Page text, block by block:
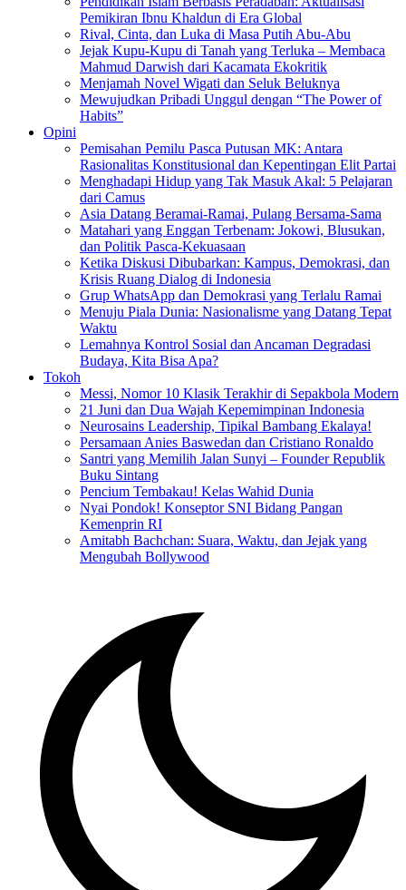
Pemikiran Ibnu Khaldun di Era Global
Rival, Cinta, dan Luka di Masa Putih Abu-Abu
Jejak Kupu-Kupu di Tanah yang Terluka – Membaca
Mahmud Darwish dari Kacamata Ekokritik
Menjamah Novel Wigati dan Seluk Beluknya
Mewujudkan Pribadi Unggul dengan “The Power of
Habits”
Opini
Pemisahan Pemilu Pasca Putusan MK: Antara
Rasionalitas Konstitusional dan Kepentingan Elit Partai
Menghadapi Hidup yang Tak Masuk Akal: 5 Pelajaran
dari Camus
Asia Datang Beramai-Ramai, Pulang Bersama-Sama
Matahari yang Enggan Terbenam: Jokowi, Blusukan,
dan Politik Pasca-Kekuasaan
Ketika Diskusi Dibubarkan: Kampus, Demokrasi, dan
Krisis Ruang Dialog di Indonesia
Grup WhatsApp dan Demokrasi yang Terlalu Ramai
Menuju Piala Dunia: Nasionalisme yang Datang Tepat
Waktu
Lemahnya Kontrol Sosial dan Ancaman Degradasi
Budaya, Kita Bisa Apa?
Tokoh
Messi, Nomor 10 Klasik Terakhir di Sepakbola Modern
21 Juni dan Dua Wajah Kepemimpinan Indonesia
Neurosains Leadership, Tipikal Bambang Ekalaya!
Persamaan Anies Baswedan dan Cristiano Ronaldo
Santri yang Memilih Jalan Sunyi – Founder Republik
Buku Sintang
Pencium Tembakau! Kelas Wahid Dunia
Nyai Pondok! Konseptor SNI Bidang Pangan
Kemenprin RI
Amitabh Bachchan: Suara, Waktu, dan Jejak yang
Mengubah Bollywood